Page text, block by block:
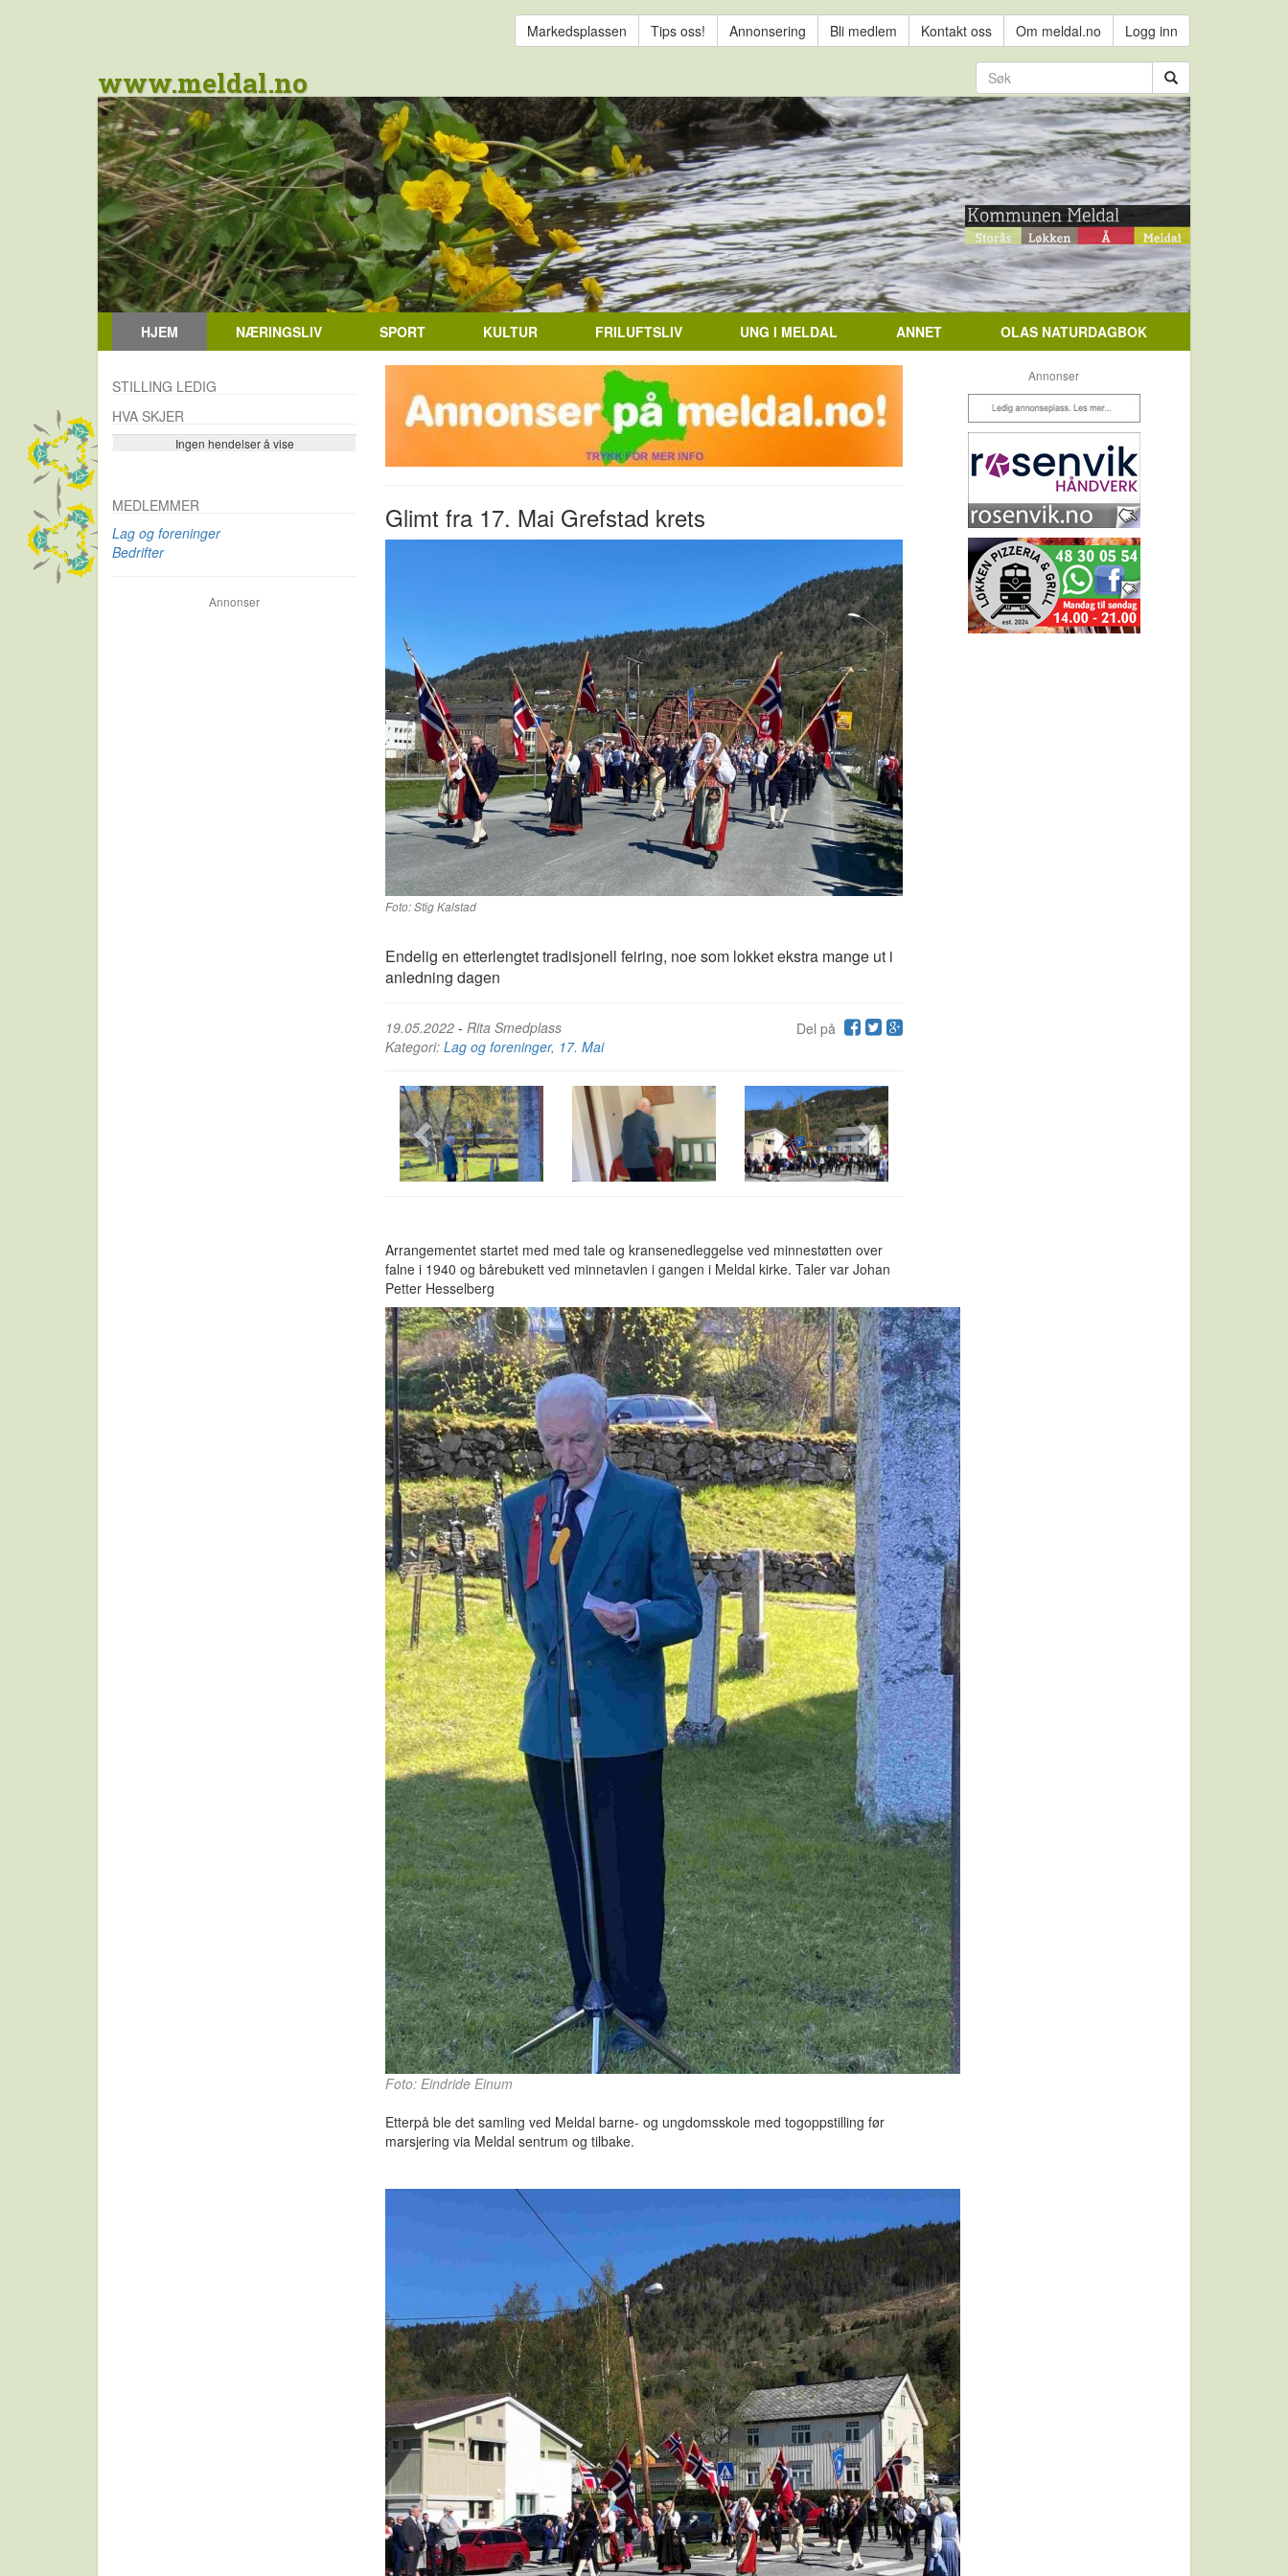
Markedsplassen Tips oss! Annonsering Bli medlem Kontakt oss Om meldal.no Logg inn
www.meldal.no
HJEM NÆRINGSLIV SPORT KULTUR FRILUFTSLIV UNG I MELDAL ANNET OLAS NATURDAGBOK
Glimt fra 17. Mai Grefstad krets
Foto: Stig Kalstad
Endelig en etterlengtet tradisjonell feiring, noe som lokket ekstra mange ut i
anledning dagen
Del på
19.05.2022 - Rita Smedplass
Kategori: Lag og foreninger, 17. Mai
Arrangementet startet med med tale og kransenedleggelse ved minnestøtten over
falne i 1940 og bårebukett ved minnetavlen i gangen i Meldal kirke. Taler var Johan
Petter Hesselberg
Foto: Eindride Einum
Etterpå ble det samling ved Meldal barne- og ungdomsskole med togoppstilling før
marsjering via Meldal sentrum og tilbake.
STILLING LEDIG
HVA SKJER
Ingen hendelser å vise
Se flere…
MEDLEMMER
Lag og foreninger
Bedrifter
Annonser
Annonser